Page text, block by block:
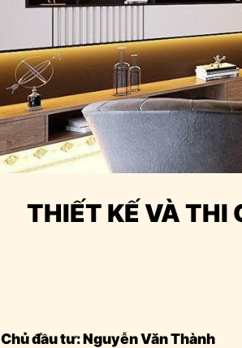
THIẾT KẾ VÀ THI
Chủ đầu tư: Nguyễn Văn Thành